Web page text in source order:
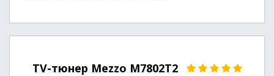
TV-тюнер Mezzo M7802T2